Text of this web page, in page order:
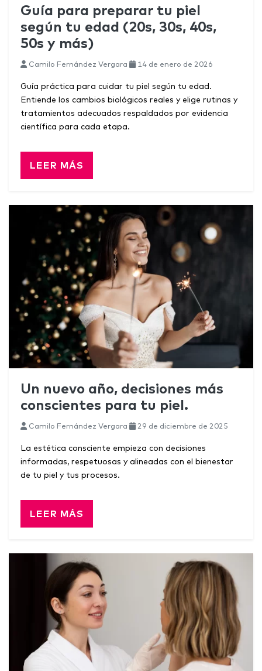
Guía para preparar tu piel
según tu edad (20s, 30s, 40s,
50s y más)
Camilo Fernández Vergara 14 de enero de 2026
Guía práctica para cuidar tu piel según tu edad.
Entiende los cambios biológicos reales y elige rutinas y
tratamientos adecuados respaldados por evidencia
científica para cada etapa.
LEER MÁS
Un nuevo año, decisiones más
conscientes para tu piel.
Camilo Fernández Vergara 29 de diciembre de 2025
La estética consciente empieza con decisiones
informadas, respetuosas y alineadas con el bienestar
de tu piel y tus procesos.
LEER MÁS